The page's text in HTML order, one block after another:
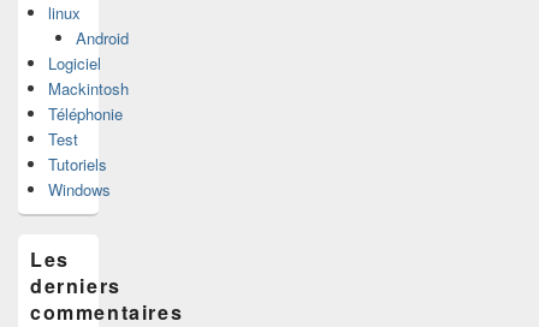
linux
Android
Logiciel
Mackintosh
Téléphonie
Test
Tutoriels
Windows
Les
derniers
commentaires